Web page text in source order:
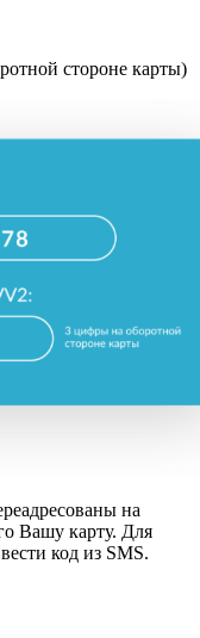
стороне карты)
на
Вашу карту. Для
код из SMS.